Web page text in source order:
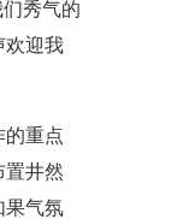
秀气的
欢迎我
的重点
置井然
果气氛